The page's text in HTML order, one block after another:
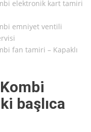
elektronik kart tamiri
emniyet ventili
fan tamiri – Kapaklı
başlıca